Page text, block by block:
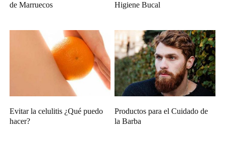
de Marruecos
Higiene Bucal
Evitar la celulitis ¿Qué puedo
hacer?
Productos para el Cuidado de
la Barba